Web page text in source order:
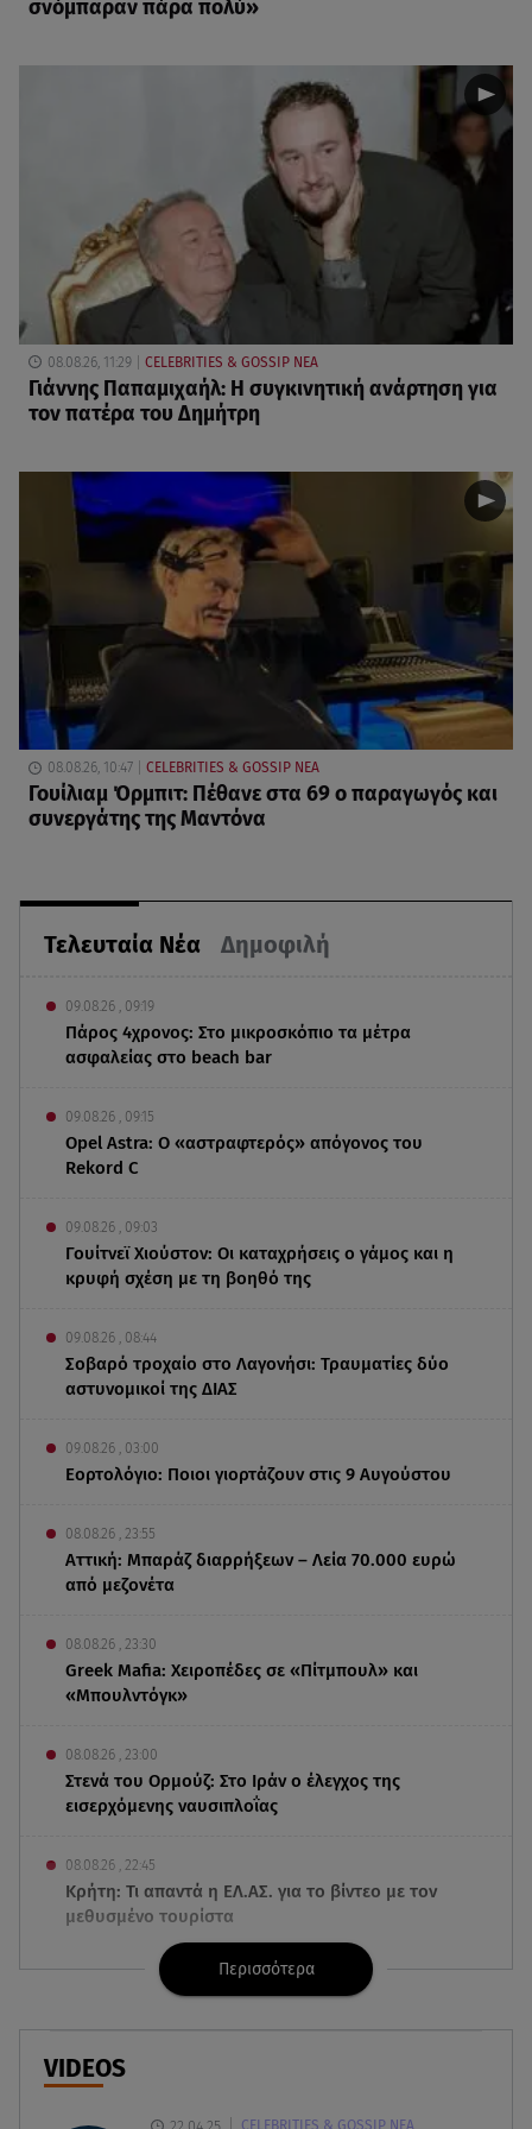
Τελευταία Νέα Δημοφιλή
09.08.26 , 09:19
Πάρος 4χρονος: Στο μικροσκόπιο τα μέτρα
ασφαλείας στο beach bar
09.08.26 , 09:15
Opel Astra: Ο «αστραφτερός» απόγονος του
Rekord C
09.08.26 , 09:03
Γουίτνεϊ Χιούστον: Οι καταχρήσεις ο γάμος και η
κρυφή σχέση με τη βοηθό της
09.08.26 , 08:44
Σοβαρό τροχαίο στο Λαγονήσι: Τραυματίες δύο
αστυνομικοί της ΔΙΑΣ
09.08.26 , 03:00
Εορτολόγιο: Ποιοι γιορτάζουν στις 9 Αυγούστου
08.08.26 , 23:55
Αττική: Μπαράζ διαρρήξεων – Λεία 70.000 ευρώ
από μεζονέτα
08.08.26 , 23:30
Greek Mafia: Χειροπέδες σε «Πίτμπουλ» και
«Μπουλντόγκ»
08.08.26 , 23:00
Στενά του Ορμούζ: Στο Ιράν ο έλεγχος της
εισερχόμενης ναυσιπλοΐας
08.08.26 , 22:45
Κρήτη: Τι απαντά η ΕΛ.ΑΣ. για το βίντεο με τον
μεθυσμένο τουρίστα
Αλεξανδρούπολη: Ανασύρθηκε χωρίς τις
αισθήσεις του ηλικιωμένος από πηγάδι
08.08.26 , 22:15
Θεσσαλονίκη: Τρύπησαν με τρυπάνι και
Περισσότερα
VIDEOS
22.04.25
σνόμπαραν πάρα πολύ»
08.08.26, 11:29 CELEBRITIES & GOSSIP ΝΕΑ
Γιάννης Παπαμιχαήλ: Η συγκινητική ανάρτηση για
τον πατέρα του Δημήτρη
08.08.26, 10:47 CELEBRITIES & GOSSIP ΝΕΑ
Γουίλιαμ Όρμπιτ: Πέθανε στα 69 ο παραγωγός και
συνεργάτης της Μαντόνα